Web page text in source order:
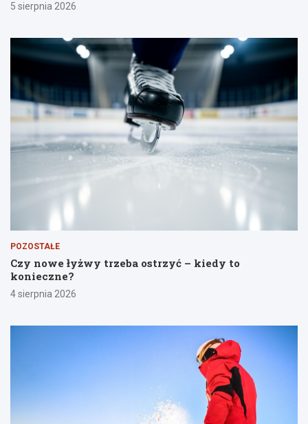
5 sierpnia 2026
POZOSTAŁE
Czy nowe łyżwy trzeba ostrzyć – kiedy to
konieczne?
4 sierpnia 2026